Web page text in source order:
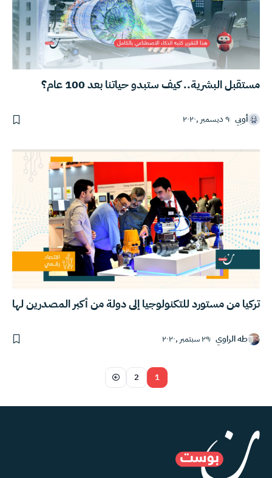
مستقبل البشرية.. كيف ستبدو حياتنا بعد 100 عام؟
أوبي ٩ ديسمبر ,٢٠٢٠
تركيا من مستورد للتكنولوجيا إلى دولة من أكبر المصدرين لها
طه الراوي ٢٩ سبتمبر ,٢٠٢٠
1
2